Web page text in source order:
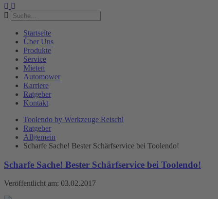
Startseite
Über Uns
Produkte
Service
Mieten
Automower
Karriere
Ratgeber
Kontakt
Toolendo by Werkzeuge Reischl
Ratgeber
Allgemein
Scharfe Sache! Bester Schärfservice bei Toolendo!
Scharfe Sache! Bester Schärfservice bei Toolendo!
Veröffentlicht am: 03.02.2017